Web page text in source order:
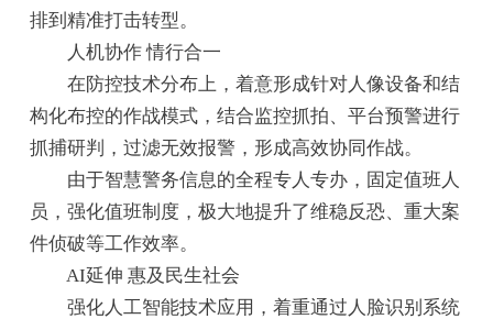
排到精准打击转型。
人机协作 情行合一
在防控技术分布上，着意形成针对人像设备和结
构化布控的作战模式，结合监控抓拍、平台预警进行
抓捕研判，过滤无效报警，形成高效协同作战。
由于智慧警务信息的全程专人专办，固定值班人
员，强化值班制度，极大地提升了维稳反恐、重大案
件侦破等工作效率。
AI延伸 惠及民生社会
强化人工智能技术应用，着重通过人脸识别系统